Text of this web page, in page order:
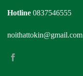
Hotline 0837546555
noithattokin@gmail.com